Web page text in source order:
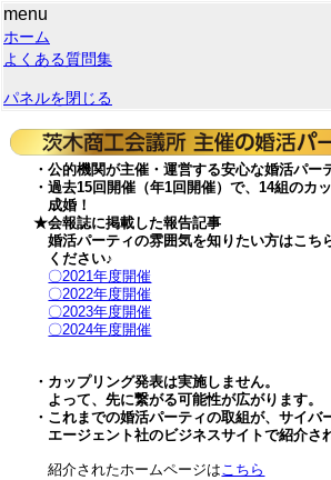
menu
ホーム
よくある質問集
パネルを閉じる
・公的機関が主催・運営する安心な婚活パー
・過去15回開催（年1回開催）で、14組のカ
成婚！
★会報誌に掲載した報告記事
婚活パーティの雰囲気を知りたい方はこち
ください♪
〇2021年度開催
〇2022年度開催
〇2023年度開催
〇2024年度開催
・カップリング発表は実施しません。
よって、先に繋がる可能性が広がります。
・これまでの婚活パーティの取組が、サイバ
エージェント社のビジネスサイトで紹介さ
紹介されたホームページはこちら